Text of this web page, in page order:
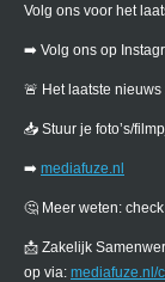
Volg ons voor het
➡️ Volg ons op
🚨 Het laatste nieuws
📥 Stuur je foto’s/
➡️ mediafuze.nl
🤔 Meer weten: check
📩 Zakelijk
op via: mediafuze.nl/